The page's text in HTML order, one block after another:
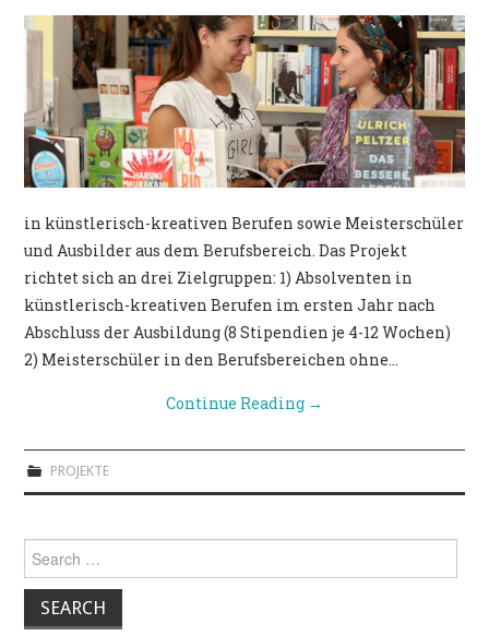
in künstlerisch-kreativen Berufen sowie Meisterschüler
und Ausbilder aus dem Berufsbereich. Das Projekt
richtet sich an drei Zielgruppen: 1) Absolventen in
künstlerisch-kreativen Berufen im ersten Jahr nach
Abschluss der Ausbildung (8 Stipendien je 4-12 Wochen)
2) Meisterschüler in den Berufsbereichen ohne…
Continue Reading →
PROJEKTE
Search for: